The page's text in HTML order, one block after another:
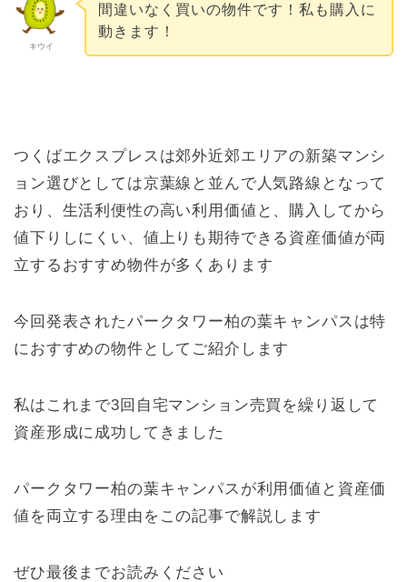
キウイ
間違いなく買いの物件です！私も購入に
動きます！
つくばエクスプレスは郊外近郊エリアの新築マンシ
ョン選びとしては京葉線と並んで人気路線となって
おり、生活利便性の高い利用価値と、購入してから
値下りしにくい、値上りも期待できる資産価値が両
立するおすすめ物件が多くあります
今回発表されたパークタワー柏の葉キャンパスは特
におすすめの物件としてご紹介します
私はこれまで3回自宅マンション売買を繰り返して
資産形成に成功してきました
パークタワー柏の葉キャンパスが利用価値と資産価
値を両立する理由をこの記事で解説します
ぜひ最後までお読みください